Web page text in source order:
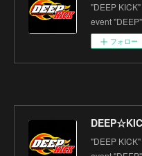
"DEEP
event
フォロー
"DEEP